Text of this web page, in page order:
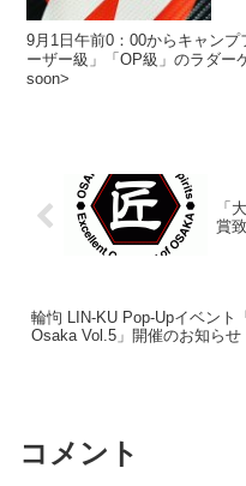
9月1日午前0：00からキャン
ーザー級」「OP級」のラダ
soon>
「
賞
輪怐 LIN-KU Pop-Upイベント
Osaka Vol.5」開催のお知らせ
コメント